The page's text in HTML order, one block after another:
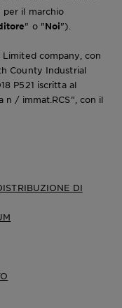
per il marchio
" o "Noi").
company, con
County Industrial
P521 iscritta al
n / immat.RCS”, con il
DI